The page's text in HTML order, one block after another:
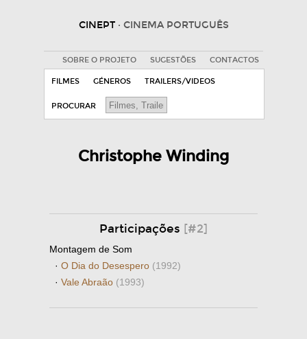
CINEPT · CINEMA PORTUGUÊS
SOBRE O PROJETO SUGESTÕES CONTACTOS
FILMES GÉNEROS TRAILERS/VIDEOS
PROCURAR
Christophe Winding
Participações [#2]
Montagem de Som
· O Dia do Desespero (1992)
· Vale Abraão (1993)